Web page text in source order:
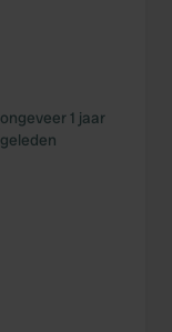
ongeveer 1 jaar
geleden